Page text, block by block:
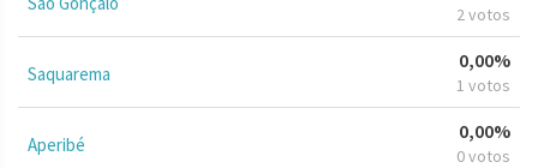
2 votos
Saquarema
0,00%
1 votos
Aperibé
0,00%
0 votos